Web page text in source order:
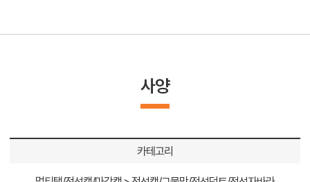
사양
카테고리